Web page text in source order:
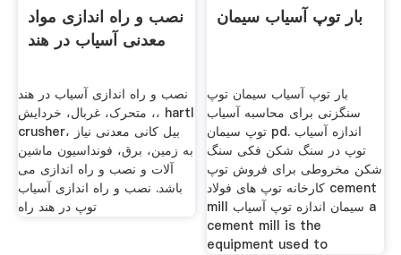
نصب و راه اندازی مواد
معدنی آسیاب در هند
نصب و راه اندازی آسیاب در هند
، متحرک، غربال، خردایش، hartl
crusher، بیل کانی معدنی نیاز
به زمین، برق، فونداسیون ماشین
آلات و نصب و راه اندازی می
باشد. نصب و راه اندازی آسیاب
توپ در هند راه
بار توپ آسیاب سیمان
بار توپ آسیاب سیمان توپ
سنگزنی برای محاسبه آسیاب
توپ سیمان pd. اندازه آسیاب
توپ در سنگ شکن فکی سنگ
شکن مخروطی برای فروش توپ
کارخانه توپ های فولاد cement
mill سیمان اندازه توپ آسیاب a
cement mill is the
equipment used to